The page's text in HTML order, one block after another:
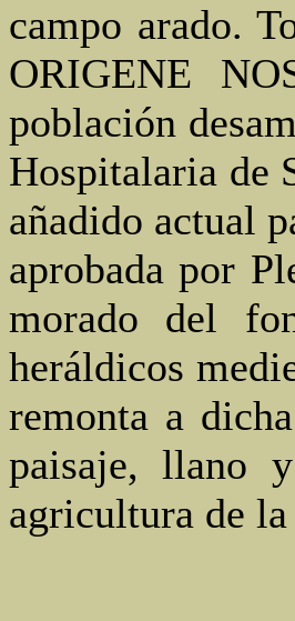
campo arado.
ORIGENE
población
Hospitalaria de
añadido actual
aprobada por
morado del
heráldicos
remonta a
paisaje, llano
agricultura de la